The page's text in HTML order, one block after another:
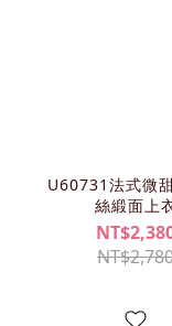
U60731法式微
絲緞面上